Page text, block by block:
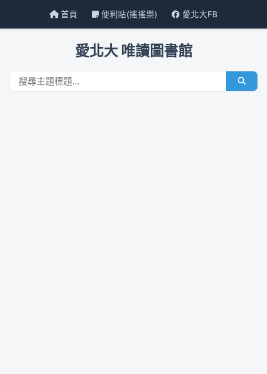
首頁 便利貼(搖搖樂) 愛北大FB
愛北大 唯讀圖書館